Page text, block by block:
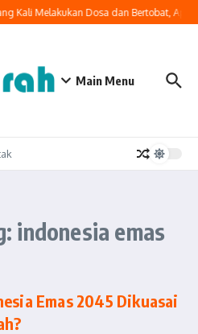
Kali Melakukan Dosa dan Bertobat,
Main Menu
indonesia emas
Emas 2045 Dikuasai